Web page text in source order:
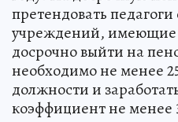
претендовать
учреждений, имеющие
досрочно выйти на
необходимо не менее
должности и
коэффициент не менее